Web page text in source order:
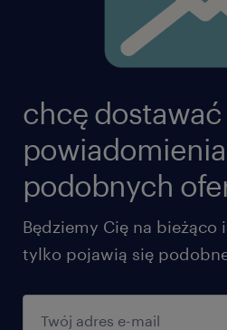
chcę dostawać
podobnych
Będziemy Cię na
tylko pojawią się